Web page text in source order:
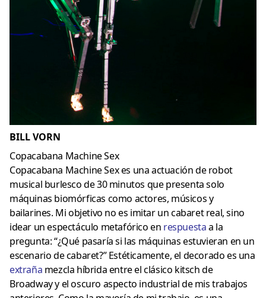
BILL VORN
Copacabana Machine Sex
Copacabana Machine Sex es una actuación de robot
musical burlesco de 30 minutos que presenta solo
máquinas biomórficas como actores, músicos y
bailarines. Mi objetivo no es imitar un cabaret real, sino
idear un espectáculo metafórico en respuestaa la
pregunta: “¿Qué pasaría si las máquinas estuvieran en un
escenario de cabaret?” Estéticamente, el decorado es una
extraña mezcla híbrida entre el clásico kitsch de
Broadway y el oscuro aspecto industrial de mis trabajos